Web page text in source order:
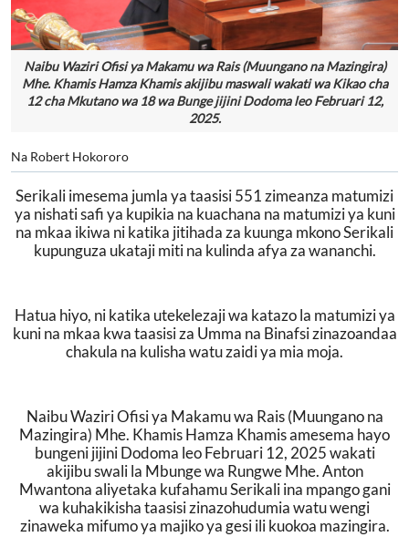
Naibu Waziri Ofisi ya Makamu wa Rais (Muungano na Mazingira)
Mhe. Khamis Hamza Khamis akijibu maswali wakati wa Kikao cha
12 cha Mkutano wa 18 wa Bunge jijini Dodoma leo Februari 12,
2025.
Na Robert Hokororo
Serikali imesema jumla ya taasisi 551 zimeanza matumizi
ya nishati safi ya kupikia na kuachana na matumizi ya kuni
na mkaa ikiwa ni katika jitihada za kuunga mkono Serikali
kupunguza ukataji miti na kulinda afya za wananchi.
Hatua hiyo, ni katika utekelezaji wa katazo la matumizi ya
kuni na mkaa kwa taasisi za Umma na Binafsi zinazoandaa
chakula na kulisha watu zaidi ya mia moja.
Naibu Waziri Ofisi ya Makamu wa Rais (Muungano na
Mazingira) Mhe. Khamis Hamza Khamis amesema hayo
bungeni jijini Dodoma leo Februari 12, 2025 wakati
akijibu swali la Mbunge wa Rungwe Mhe. Anton
Mwantona aliyetaka kufahamu Serikali ina mpango gani
wa kuhakikisha taasisi zinazohudumia watu wengi
zinaweka mifumo ya majiko ya gesi ili kuokoa mazingira.